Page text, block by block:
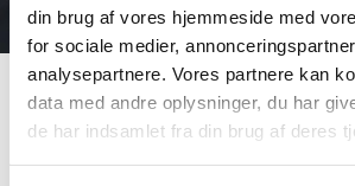
din brug af vores hjemmeside med
for sociale medier,
analysepartnere. Vores partnere kan
data med andre oplysninger, du har
de har indsamlet fra din brug af deres